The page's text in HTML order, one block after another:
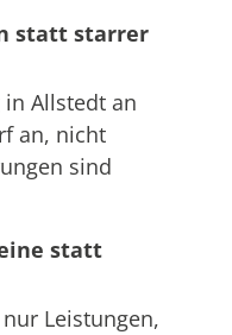
statt starrer
Allstedt an
an, nicht
sind
statt
Leistungen,